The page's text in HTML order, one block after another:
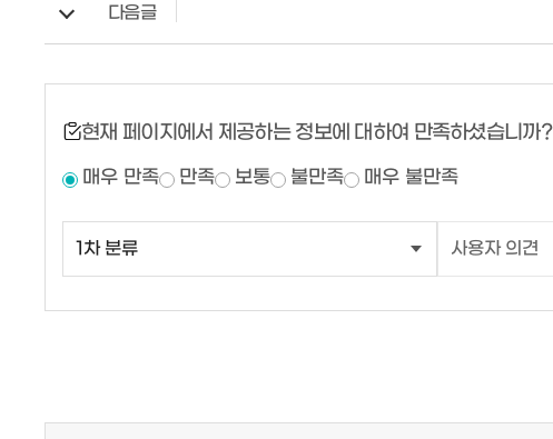
다음글
현재 페이지에서 제공하는 정보에 대하여 만족하셨습니까?
매우 만족 만족 보통 불만족 매우 불만족